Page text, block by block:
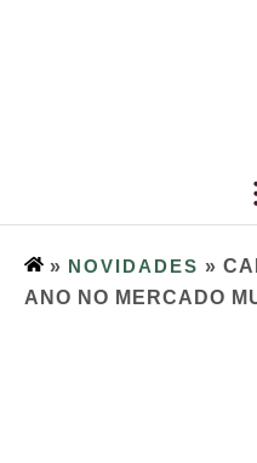
» NOVIDADES »
ANO NO MERCADO